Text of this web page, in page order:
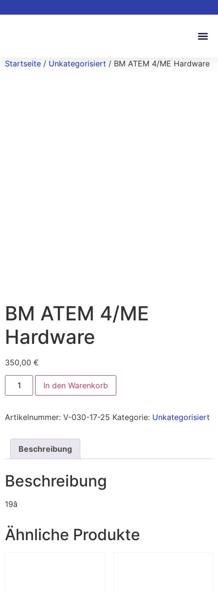
Startseite / Unkategorisiert / BM ATEM 4/ME Hardware
BM ATEM 4/ME
Hardware
350,00 €
In den Warenkorb
Artikelnummer: V-030-17-25 Kategorie: Unkategorisiert
Beschreibung
Beschreibung
19â
Ähnliche Produkte